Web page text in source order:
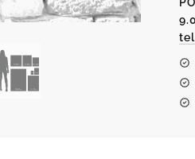
i